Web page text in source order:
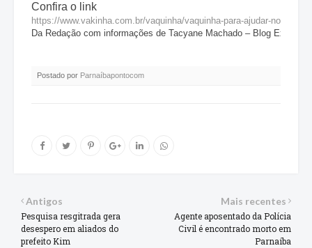
Confira o link
https://www.vakinha.com.br/vaquinha/vaquinha-para-ajudar-nos-
Da Redação com informações de Tacyane Machado – Blog Extra
Postado por Parnaíbapontocom
Mais recentes
Agente aposentado da Polícia
Civil é encontrado morto em
Parnaíba
Antigos
Pesquisa resgitrada gera
desespero em aliados do
prefeito Kim